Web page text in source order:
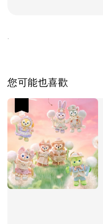
您可能也喜歡